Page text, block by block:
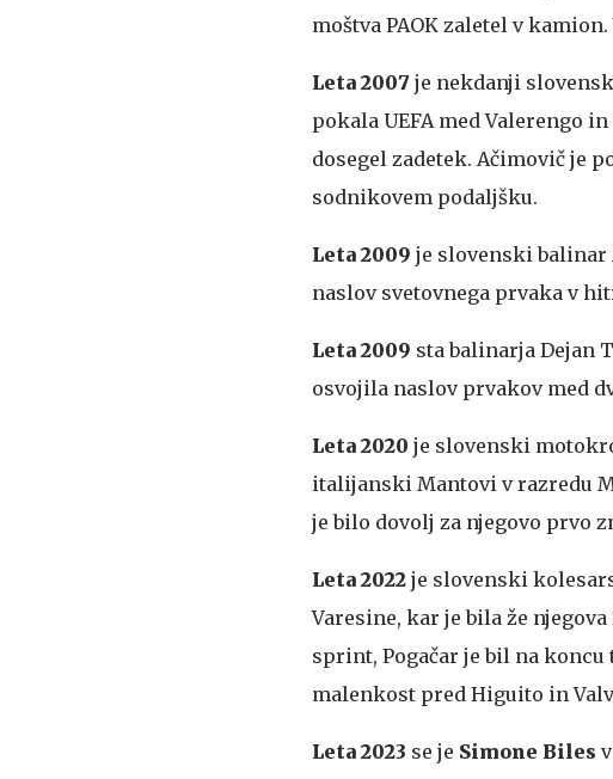
moštva PAOK zaletel v
Leta 2007 je nekdanji
pokala UEFA med Valerengo
dosegel zadetek. Ačimovič je
sodnikovem podaljšku.
Leta 2009 je slovenski balinar
naslov svetovnega prvaka v
Leta 2009 sta balinarja Dejan
osvojila naslov prvakov med
Leta 2020 je slovenski
italijanski Mantovi v razredu
je bilo dovolj za njegovo prvo
Leta 2022 je slovenski
Varesine, kar je bila že
sprint, Pogačar je bil na
malenkost pred Higuito in
Leta 2023 se je Simone Biles